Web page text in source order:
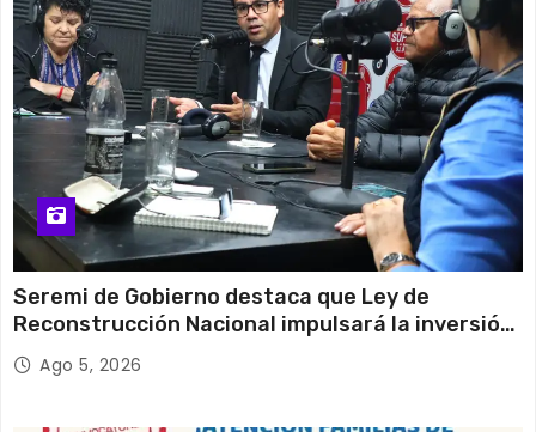
Seremi de Gobierno destaca que Ley de
Reconstrucción Nacional impulsará la inversión
y el empleo en Tarapacá
Ago 5, 2026